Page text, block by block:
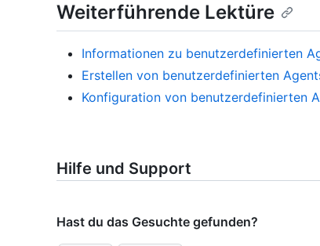
Weiterführende Lektüre
Informationen zu benutzerdefinierten
Erstellen von benutzerdefinierten
Konfiguration von benutzerdefinierten
Hilfe und Support
Hast du das Gesuchte gefunden?